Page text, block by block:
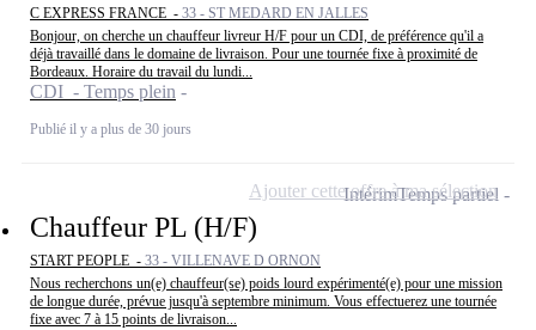
C EXPRESS FRANCE - 33 - ST MEDARD EN JALLES
Bonjour, on cherche un chauffeur livreur H/F pour un CDI, de préférence qu'il a
déjà travaillé dans le domaine de livraison. Pour une tournée fixe à proximité de
Bordeaux. Horaire du travail du lundi...
CDI - Temps plein
Publié il y a plus de 30 jours
Chauffeur PL (H/F)
START PEOPLE - 33 - VILLENAVE D ORNON
Nous recherchons un(e) chauffeur(se) poids lourd expérimenté(e) pour une mission
de longue durée, prévue jusqu'à septembre minimum. Vous effectuerez une tournée
fixe avec 7 à 15 points de livraison...
IntérimTemps partiel
Ajouter cette offre à ma sélection